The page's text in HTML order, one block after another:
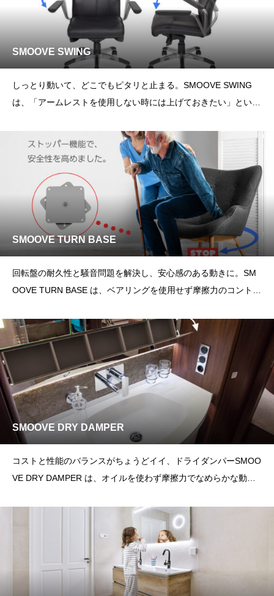
SMOOVE SWING
しっとり動いて、どこでもピタリと止まる。SMOOVE SWING
は、「アームレストを使用しない時には上げておきたい」という
SMOOVE TURN BASE
回転盤の耐久性と騒音問題を解決し、安心感のある動きに。SM
OOVE TURN BASE は、ベアリングを使用せず摩擦力のコントロ
SMOOVE DRY DAMPER
コストと性能のバランスがちょうどイイ、ドライダンパーSMOO
VE DRY DAMPER は、オイルを使わず摩擦力でなめらかな動き